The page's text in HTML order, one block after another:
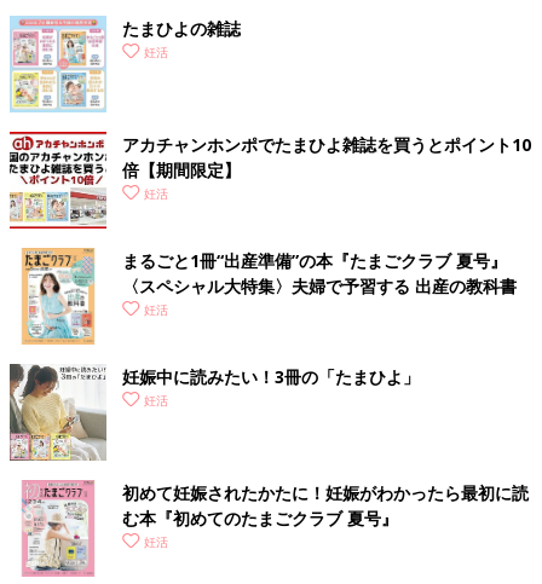
たまひよの雑誌
妊活
アカチャンホンポでたまひよ雑誌を買うとポイント10
倍【期間限定】
妊活
まるごと1冊“出産準備”の本『たまごクラブ 夏号』
〈スペシャル大特集〉夫婦で予習する 出産の教科書
妊活
妊娠中に読みたい！3冊の「たまひよ」
妊活
初めて妊娠されたかたに！妊娠がわかったら最初に読
む本『初めてのたまごクラブ 夏号』
妊活